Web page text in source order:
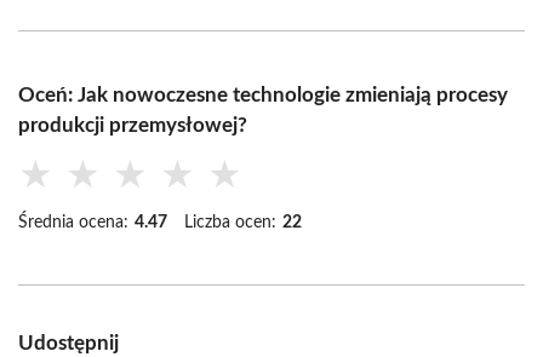
Oceń: Jak nowoczesne technologie zmieniają procesy
produkcji przemysłowej?
★ ★ ★ ★ ★
Średnia ocena: 4.47 Liczba ocen: 22
Udostępnij